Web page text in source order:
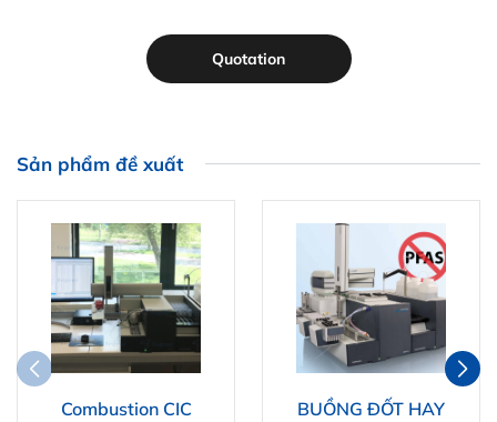
Quotation
Sản phẩm đề xuất
Combustion CIC
BUỒNG ĐỐT HAY